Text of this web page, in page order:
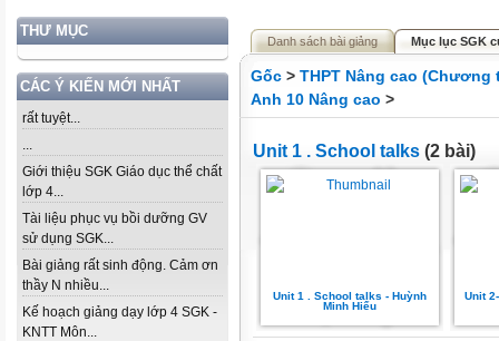
THƯ MỤC
CÁC Ý KIẾN MỚI NHẤT
rất tuyệt...
...
Giới thiệu SGK Giáo dục thể chất
lớp 4...
Tài liệu phục vụ bồi dưỡng GV
sử dụng SGK...
Bài giảng rất sinh động. Cảm ơn
thầy N nhiều...
Kế hoạch giảng dạy lớp 4 SGK -
KNTT Môn...
Danh sách bài giảng Mục lục SGK
Gốc > THPT Nâng cao (Chương
Anh 10 Nâng cao >
Unit 1 . School talks (2 bài)
Unit 1 . School talks - Huỳnh
Minh Hiếu
Unit